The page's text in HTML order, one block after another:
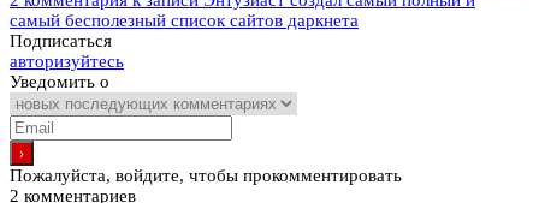
самый бесполезный список сайтов даркнета
Подписаться
авторизуйтесь
Уведомить о
Пожалуйста, войдите, чтобы прокомментировать
2 комментариев